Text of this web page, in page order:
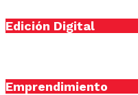
Edición Digital
Emprendimiento